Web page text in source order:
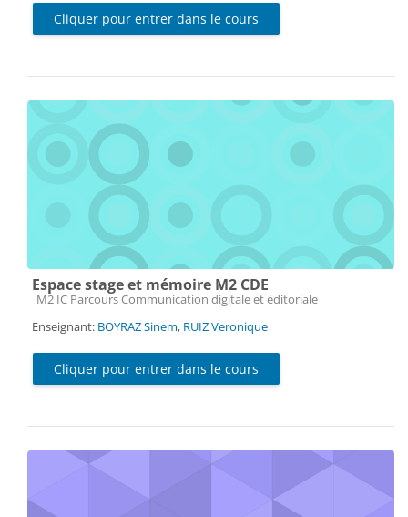
Cliquer pour entrer dans le cours
Espace stage et mémoire M2 CDE
Catégorie de cours
M2 IC Parcours Communication digitale et éditoriale
Enseignant: BOYRAZ Sinem, RUIZ Veronique
Cliquer pour entrer dans le cours